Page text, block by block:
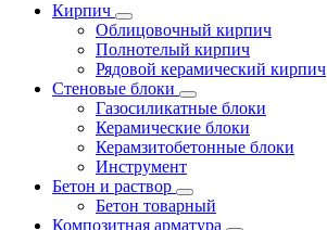
Кирпич
Облицовочный кирпич
Полнотелый кирпич
Рядовой керамический кирпич
Стеновые блоки
Газосиликатные блоки
Керамические блоки
Керамзитобетонные блоки
Инструмент
Бетон и раствор
Бетон товарный
Композитная арматура